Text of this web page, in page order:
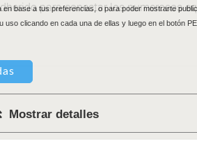
para conectar los numerosos
base a tus preferencias, o para poder mostrarte
clicando en cada una de ellas y luego en el botón
Mostrar detalles